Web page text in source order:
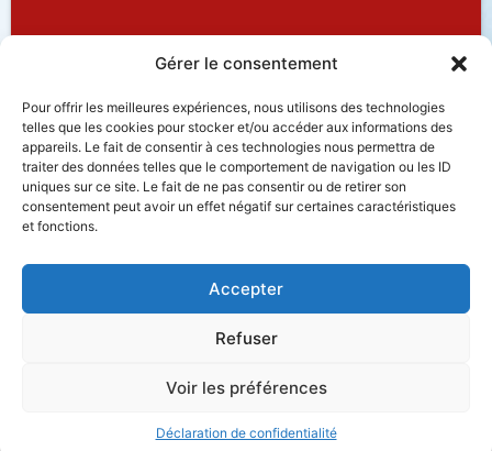
Gérer le consentement
Pour offrir les meilleures expériences, nous utilisons des technologies
telles que les cookies pour stocker et/ou accéder aux informations des
appareils. Le fait de consentir à ces technologies nous permettra de
traiter des données telles que le comportement de navigation ou les ID
uniques sur ce site. Le fait de ne pas consentir ou de retirer son
consentement peut avoir un effet négatif sur certaines caractéristiques
et fonctions.
Accepter
Refuser
Voir les préférences
Déclaration de confidentialité
Accessibilité Plan du site Salle de presse
Nous joindre